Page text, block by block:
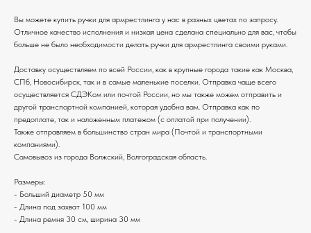
Вы можете купить ручки для армрестлинга у нас в разных цветах по запросу.
Отличное качество исполнения и низкая цена сделана специально для вас, чтобы
больше не было необходимости делать ручки для армрестлинга своими руками.
Доставку осуществляем по всей России, как в крупные города такие как Москва,
СПб, Новосибирск, так и в самые маленькие поселки. Отправка чаще всего
осуществляется СДЭКом или почтой России, но мы также можем отправить и
другой транспортной компанией, которая удобна вам. Отправка как по
предоплате, так и наложенным платежом (с оплатой при получении).
Также отправляем в большинство стран мира (Почтой и транспортными
компаниями).
Самовывоз из города Волжский, Волгоградская область.
Размеры:
- Больший диаметр 50 мм
- Длина под захват 100 мм
- Длина ремня 30 см, ширина 30 мм